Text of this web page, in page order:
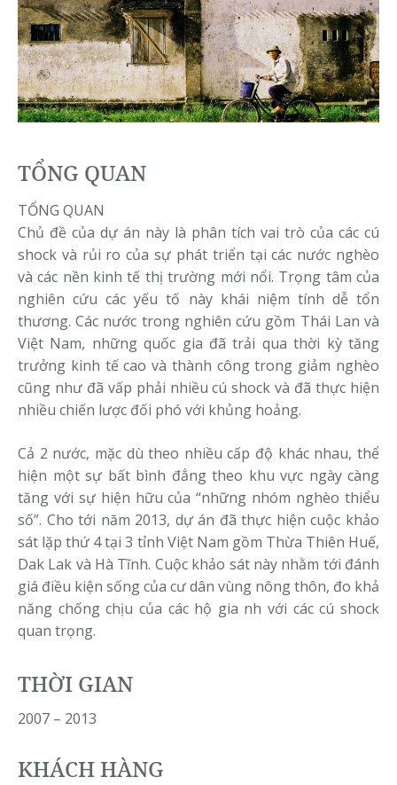
TỔNG QUAN
TỔNG QUAN
Chủ đề của dự án này là phân tích vai trò của các cú
shock và rủi ro của sự phát triển tại các nước nghèo
và các nền kinh tế thị trường mới nổi. Trọng tâm của
nghiên cứu các yếu tố này khái niệm tính dễ tổn
thương. Các nước trong nghiên cứu gồm Thái Lan và
Việt Nam, những quốc gia đã trải qua thời kỳ tăng
trưởng kinh tế cao và thành công trong giảm nghèo
cũng như đã vấp phải nhiều cú shock và đã thực hiện
nhiều chiến lược đối phó với khủng hoảng.
Cả 2 nước, mặc dù theo nhiều cấp độ khác nhau, thể
hiện một sự bất bình đẳng theo khu vực ngày càng
tăng với sự hiện hữu của “những nhóm nghèo thiểu
số”. Cho tới năm 2013, dự án đã thực hiện cuộc khảo
sát lặp thứ 4 tại 3 tỉnh Việt Nam gồm Thừa Thiên Huế,
Dak Lak và Hà Tĩnh. Cuộc khảo sát này nhằm tới đánh
giá điều kiện sống của cư dân vùng nông thôn, đo khả
năng chống chịu của các hộ gia nh với các cú shock
quan trọng.
THỜI GIAN
2007 – 2013
KHÁCH HÀNG